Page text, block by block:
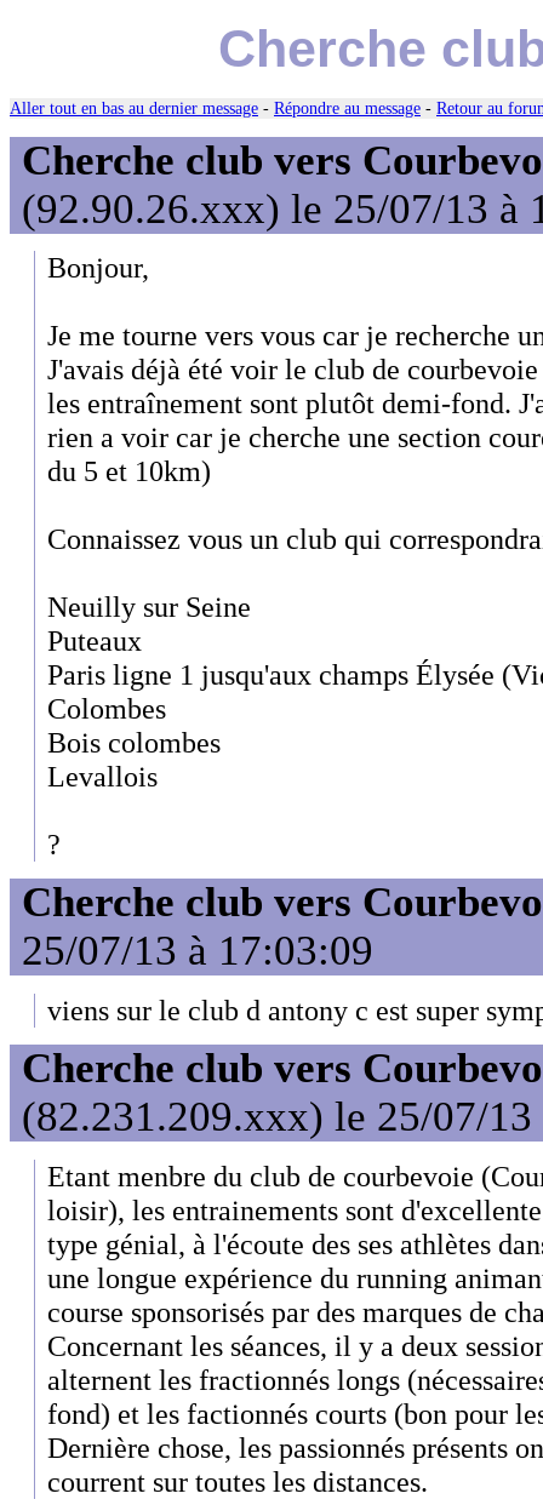
Cherche
Aller tout en bas au dernier message - Répondre au message - Retour au
Cherche club vers
(92.90.26.xxx) le 25/07/13 à
Bonjour,
Je me tourne vers vous car je recherche
J'avais déjà été voir le club de
les entraînement sont plutôt demi-fond.
rien a voir car je cherche une section
du 5 et 10km)
Connaissez vous un club qui
Neuilly sur Seine
Puteaux
Paris ligne 1 jusqu'aux champs Élysée
Colombes
Bois colombes
Levallois
?
Cherche club vers
25/07/13 à 17:03:09
viens sur le club d antony c est super
Cherche club vers
(82.231.209.xxx) le 25/07/13
Etant menbre du club de courbevoie
loisir), les entrainements sont
type génial, à l'écoute des ses athlètes
une longue expérience du running
course sponsorisés par des marques de
Concernant les séances, il y a deux
alternent les fractionnés longs
fond) et les factionnés courts (bon pour
Dernière chose, les passionnés présents
courrent sur toutes les distances.